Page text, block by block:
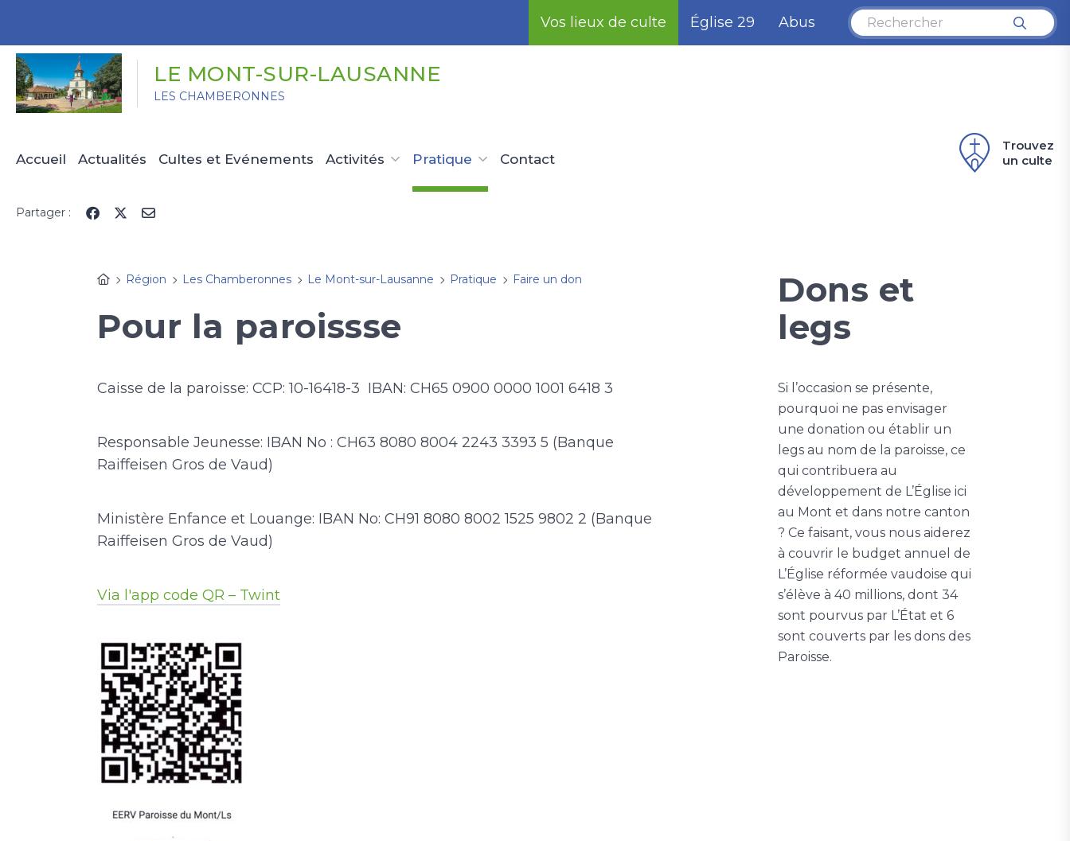
Vos lieux de culte Église 29 Abus
LE MONT-SUR-LAUSANNE
LES CHAMBERONNES
Accueil Actualités Cultes et Evénements Activités Pratique Contact
Trouvez
un culte
Partager :
Région Les Chamberonnes Le Mont-sur-Lausanne Pratique Faire un don
Pour la paroissse
Caisse de la paroisse: CCP: 10-16418-3 IBAN: CH65 0900 0000 1001 6418 3
Responsable Jeunesse: IBAN No : CH63 8080 8004 2243 3393 5 (Banque
Raiffeisen Gros de Vaud)
Ministère Enfance et Louange: IBAN No: CH91 8080 8002 1525 9802 2 (Banque
Raiffeisen Gros de Vaud)
Via l'app code QR – Twint
Dons et
legs
Si l’occasion se présente,
pourquoi ne pas envisager
une donation ou établir un
legs au nom de la paroisse, ce
qui contribuera au
développement de L’Église ici
au Mont et dans notre canton
? Ce faisant, vous nous aiderez
à couvrir le budget annuel de
L’Église réformée vaudoise qui
s’élève à 40 millions, dont 34
sont pourvus par L’État et 6
sont couverts par les dons des
Paroisse.